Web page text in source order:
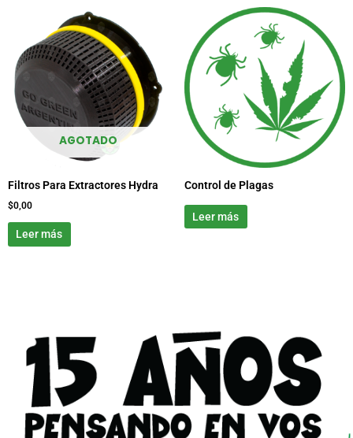
AGOTADO
Filtros Para Extractores Hydra
$0,00
Leer más
Control de Plagas
Leer más